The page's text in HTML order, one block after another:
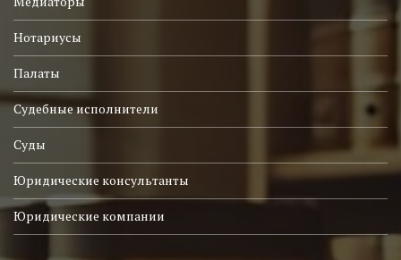
Нотариусы
Палаты
Судебные исполнители
Суды
Юридические консультанты
Юридические компании